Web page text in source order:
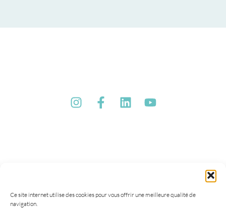
Ce site internet utilise des cookies pour vous offrir une meilleure qualité de
navigation.